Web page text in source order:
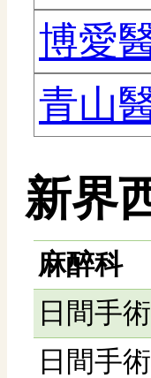
博愛
青山
新界
麻醉科
日間手
日間手